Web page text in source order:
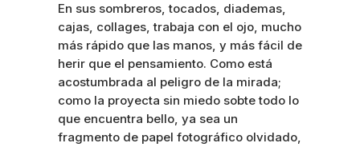
En sus sombreros, tocados, diademas,
cajas, collages, trabaja con el ojo, mucho
más rápido que las manos, y más fácil de
herir que el pensamiento. Como está
acostumbrada al peligro de la mirada;
como la proyecta sin miedo sobte todo lo
que encuentra bello, ya sea un
fragmento de papel fotográfico olvidado,